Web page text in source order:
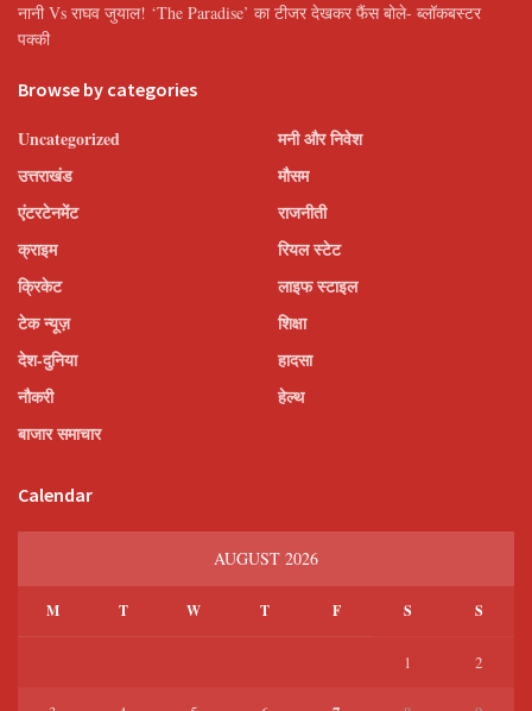
नानी Vs राघव जुयाल! ‘The Paradise’ का टीजर देखकर फैंस बोले- ब्लॉकबस्टर
पक्की
Browse by categories
Uncategorized
उत्तराखंड
एंटरटेनमेंट
क्राइम
क्रिकेट
टेक न्यूज़
देश-दुनिया
नौकरी
बाजार समाचार
मनी और निवेश
मौसम
राजनीती
रियल स्टेट
लाइफ स्टाइल
शिक्षा
हादसा
हेल्थ
Calendar
AUGUST 2026
M T W T F S S
1 2